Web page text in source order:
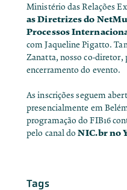
Ministério das Relações
as Diretrizes do
Processos
com Jaqueline Pigatto.
Zanatta, nosso co-diretor,
encerramento do evento.
As inscrições seguem
presencialmente em
programação do FIB16
pelo canal do NIC.br no
Tags